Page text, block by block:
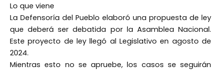
Lo que viene
La Defensoría del Pueblo elaboró una propuesta de ley
que deberá ser debatida por la Asamblea Nacional.
Este proyecto de ley llegó al Legislativo en agosto de
2024.
Mientras esto no se apruebe, los casos se seguirán